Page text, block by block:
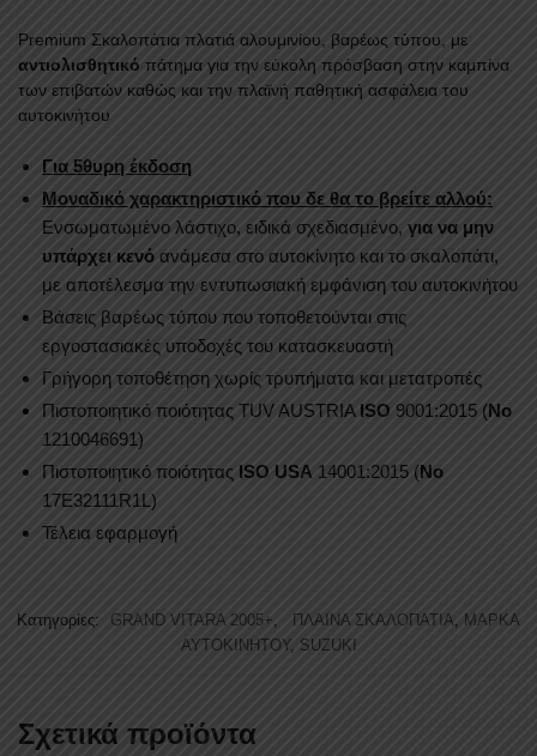
Premium Σκαλοπάτια πλατιά αλουμινίου, βαρέως τύπου, με
αντιολισθητικό πάτημα για την εύκολη πρόσβαση στην καμπίνα
των επιβατών καθώς και την πλαϊνή παθητική ασφάλεια του
αυτοκινήτου
Για 5θυρη έκδοση
Μοναδικό χαρακτηριστικό που δε θα το βρείτε αλλού:
Ενσωματωμένο λάστιχο, ειδικά σχεδιασμένο, για να μην
υπάρχει κενό ανάμεσα στο αυτοκίνητο και το σκαλοπάτι,
με αποτέλεσμα την εντυπωσιακή εμφάνιση του αυτοκινήτου
Βάσεις βαρέως τύπου που τοποθετούνται στις
εργοστασιακές υποδοχές του κατασκευαστή
Γρήγορη τοποθέτηση χωρίς τρυπήματα και μετατροπές
Πιστοποιητικό ποιότητας TUV AUSTRIA ISO 9001:2015 (No
1210046691)
Πιστοποιητικό ποιότητας ISO USA 14001:2015 (No
17E32111R1L)
Τέλεια εφαρμογή
Κατηγορίες: GRAND VITARA 2005+, ΠΛΑΙΝΑ ΣΚΑΛΟΠΑΤΙΑ, ΜΑΡΚΑ
ΑΥΤΟΚΙΝΗΤΟΥ, SUZUKI
Σχετικά προϊόντα